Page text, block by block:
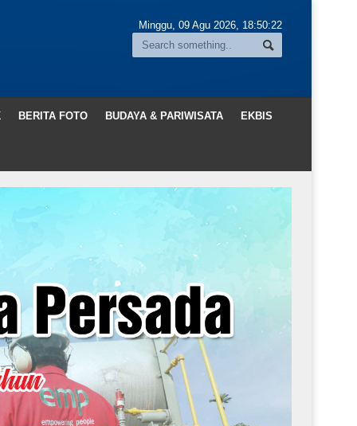
Minggu, 09 Agu 2026, 18:50:24
BERITA FOTO BUDAYA & PARIWISATA EKBIS